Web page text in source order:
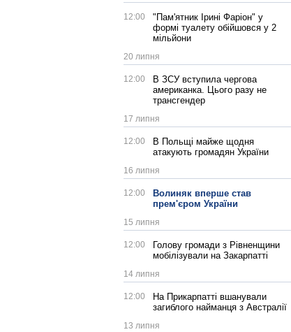
12:00
"Пам'ятник Ірині Фаріон" у
формі туалету обійшовся у 2
мільйони
20 липня
12:00
В ЗСУ вступила чергова
американка. Цього разу не
трансгендер
17 липня
12:00
В Польщі майже щодня
атакують громадян України
16 липня
12:00
Волиняк вперше став
прем'єром України
15 липня
12:00
Голову громади з Рівненщини
мобілізували на Закарпатті
14 липня
12:00
На Прикарпатті вшанували
загиблого найманця з Австралії
13 липня